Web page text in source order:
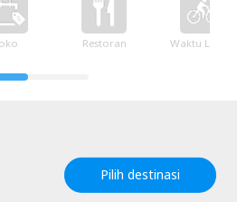
Restoran Waktu Luang
Pilih destinasi